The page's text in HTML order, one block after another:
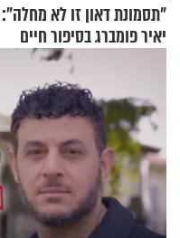
"תסמונת דאון זו לא מחלה":
יאיר פומברג בסיפור חיים